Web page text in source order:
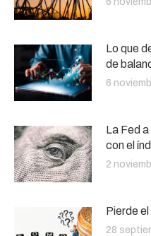
Lo que
de
6
La Fed
con el
2
Pierde
28